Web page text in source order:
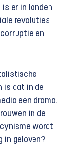
is er in landen
revoluties
en
is dat in de
een drama.
in de
wordt
in geloven?